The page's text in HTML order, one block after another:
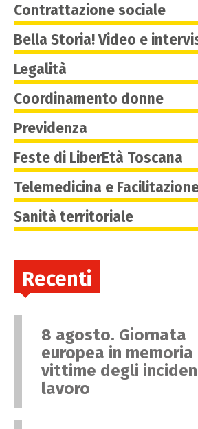
Contrattazione sociale
Bella Storia! Video e
Legalità
Coordinamento donne
Previdenza
Feste di LiberEtà Toscana
Telemedicina e
Sanità territoriale
Recenti
8 agosto. Giornata
europea in
vittime degli
lavoro